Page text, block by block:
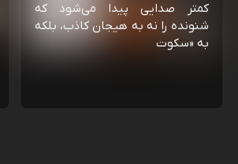
کمتر صدایی پیدا می‌شود که
شنونده را نه به هیجان کاذب، بلکه
به «سکوت